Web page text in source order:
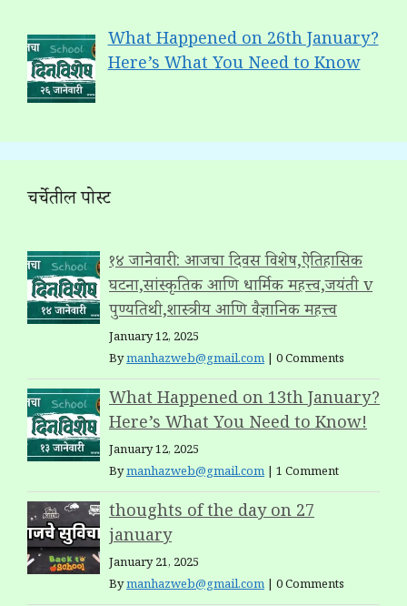
What Happened on 26th January?
Here’s What You Need to Know
चर्चेतील पोस्ट
१४ जानेवारी: आजचा दिवस विशेष,ऐतिहासिक
घटना,सांस्कृतिक आणि धार्मिक महत्त्व,जयंती v
पुण्यतिथी,शास्त्रीय आणि वैज्ञानिक महत्त्व
January 12, 2025
Bymanhazweb@gmail.com | 0 Comments
What Happened on 13th January?
Here’s What You Need to Know!
January 12, 2025
Bymanhazweb@gmail.com | 1 Comment
thoughts of the day on 27
january
January 21, 2025
Bymanhazweb@gmail.com | 0 Comments